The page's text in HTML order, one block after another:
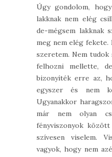
Úgy gondolom,
lakknak nem elég
de-mégsem lakknak
meg nem elég fekete.
szeretem. Nem tudok
felhozni mellette,
bizonyíték erre az,
egyszer és nem
Ugyanakkor
már nem olyan
fényviszonyok között
szívesen viselem.
vagyok, hogy nem